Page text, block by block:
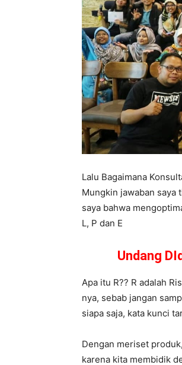
Lalu Bagaimana
Mungkin jawaban saya
saya bahwa
L, P dan E
Undang
Apa itu R?? R adalah
nya, sebab jangan
siapa saja, kata kunci
Dengan meriset
karena kita membidik